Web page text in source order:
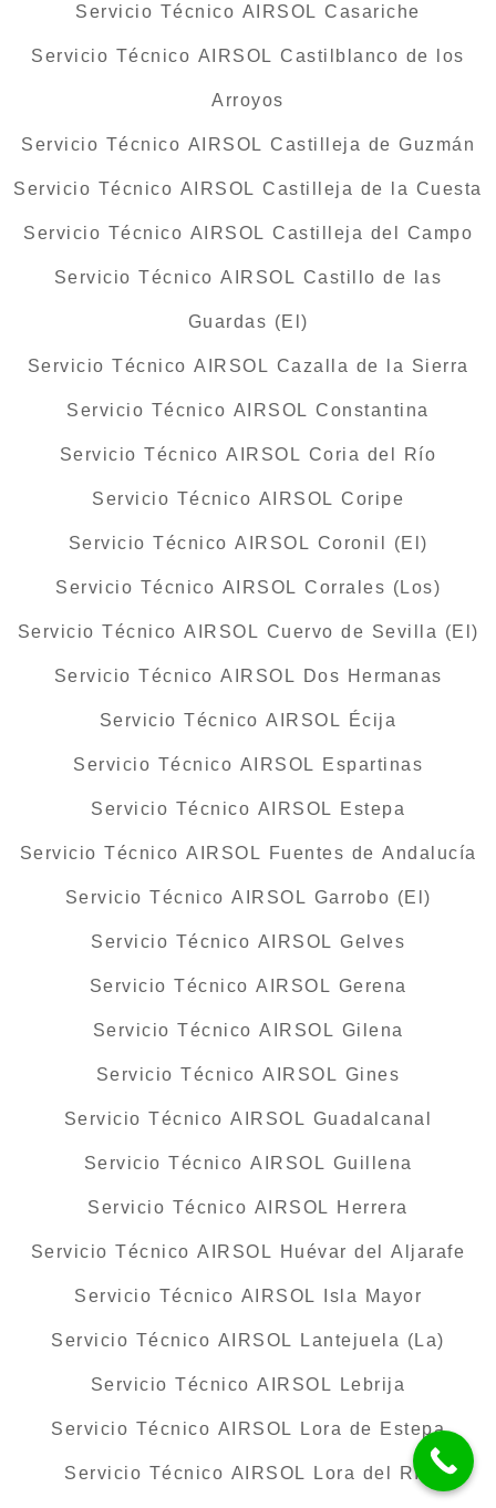
Servicio Técnico AIRSOL Casariche
Servicio Técnico AIRSOL Castilblanco de los
Arroyos
Servicio Técnico AIRSOL Castilleja de Guzmán
Servicio Técnico AIRSOL Castilleja de la Cuesta
Servicio Técnico AIRSOL Castilleja del Campo
Servicio Técnico AIRSOL Castillo de las
Guardas (El)
Servicio Técnico AIRSOL Cazalla de la Sierra
Servicio Técnico AIRSOL Constantina
Servicio Técnico AIRSOL Coria del Río
Servicio Técnico AIRSOL Coripe
Servicio Técnico AIRSOL Coronil (El)
Servicio Técnico AIRSOL Corrales (Los)
Servicio Técnico AIRSOL Cuervo de Sevilla (El)
Servicio Técnico AIRSOL Dos Hermanas
Servicio Técnico AIRSOL Écija
Servicio Técnico AIRSOL Espartinas
Servicio Técnico AIRSOL Estepa
Servicio Técnico AIRSOL Fuentes de Andalucía
Servicio Técnico AIRSOL Garrobo (El)
Servicio Técnico AIRSOL Gelves
Servicio Técnico AIRSOL Gerena
Servicio Técnico AIRSOL Gilena
Servicio Técnico AIRSOL Gines
Servicio Técnico AIRSOL Guadalcanal
Servicio Técnico AIRSOL Guillena
Servicio Técnico AIRSOL Herrera
Servicio Técnico AIRSOL Huévar del Aljarafe
Servicio Técnico AIRSOL Isla Mayor
Servicio Técnico AIRSOL Lantejuela (La)
Servicio Técnico AIRSOL Lebrija
Servicio Técnico AIRSOL Lora de Estepa
Servicio Técnico AIRSOL Lora del Río